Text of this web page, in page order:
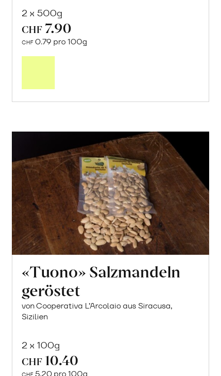
2 x 500g
CHF 7.90
CHF 0.79 pro 100g
«Tuono» Salzmandeln
geröstet
von Cooperativa L’Arcolaio aus Siracusa,
Sizilien
2 x 100g
CHF 10.40
CHF 5.20 pro 100g